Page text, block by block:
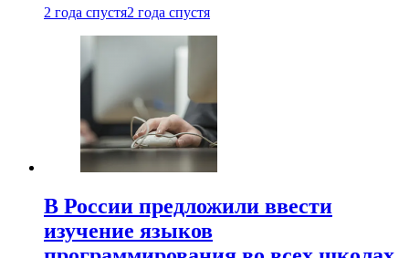
2 года спустя2 года спустя
В России предложили ввести
изучение языков